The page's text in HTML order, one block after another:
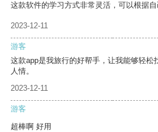
这款软件的学习方式非常灵活，可以根据自
2023-12-11
游客
这款app是我旅行的好帮手，让我能够轻松
人情。
2023-12-11
游客
超棒啊 好用